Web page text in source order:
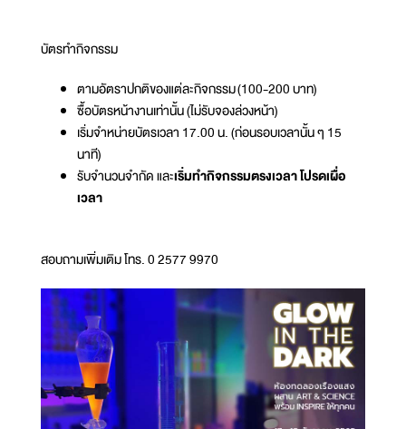
บัตรทำกิจกรรม
ตามอัตราปกติของแต่ละกิจกรรม (100-200 บาท)
ซื้อบัตรหน้างานเท่านั้น (ไม่รับจองล่วงหน้า)
เริ่มจำหน่ายบัตรเวลา 17.00 น. (ก่อนรอบเวลานั้น ๆ 15
นาที)
รับจำนวนจำกัด และเริ่มทำกิจกรรมตรงเวลา โปรดเผื่อ
เวลา
สอบถามเพิ่มเติม โทร. 0 2577 9970